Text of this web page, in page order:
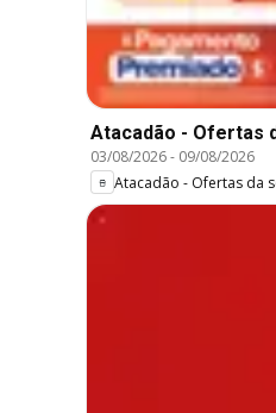
Atacadão - Ofertas
03/08/2026- 09/08/2026
Atacadão - Ofertas da